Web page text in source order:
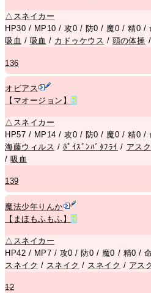
△ スネイカー
HP30 / MP10 / 攻0 / 防0 / 魔0 / 精0 /
吸血 / 吸血 / カドゥケウス / 頭の体操 /
136
オビアス
【マオージョン】
R
△ スネイカー
HP57 / MP14 / 攻0 / 防0 / 魔0 / 精0 /
海藤ウィルス / ﾎﾟｲｽﾞﾝﾊﾞﾀﾌﾗｲ / アス
/吸血
139
魔法少年りんか
【まほもふもふ】
R
△ スネイカー
HP42 / MP7 / 攻0 / 防0 / 魔0 / 精0 /
スネイク / スネイク / スネイク / アス
12